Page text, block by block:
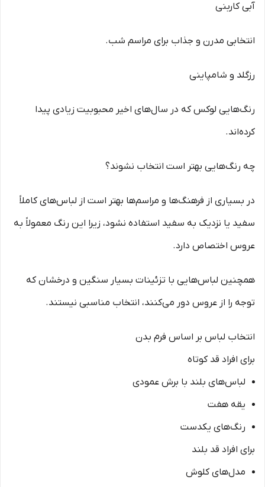
آبی کاربنی
انتخابی مدرن و جذاب برای مراسم شب.
رزگلد و شامپاینی
رنگ‌هایی لوکس که در سال‌های اخیر محبوبیت زیادی پیدا
کرده‌اند.
چه رنگ‌هایی بهتر است انتخاب نشوند؟
در بسیاری از فرهنگ‌ها و مراسم‌ها بهتر است از لباس‌های کاملاً
سفید یا نزدیک به سفید استفاده نشود، زیرا این رنگ معمولاً به
عروس اختصاص دارد.
همچنین لباس‌هایی با تزئینات بسیار سنگین و درخشان که
توجه را از عروس دور می‌کنند، انتخاب مناسبی نیستند.
انتخاب لباس بر اساس فرم بدن
برای افراد قد کوتاه
لباس‌های بلند با برش عمودی
یقه هفت
رنگ‌های یکدست
برای افراد قد بلند
مدل‌های کلوش